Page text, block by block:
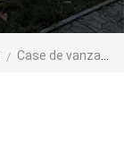
Case de vanzare